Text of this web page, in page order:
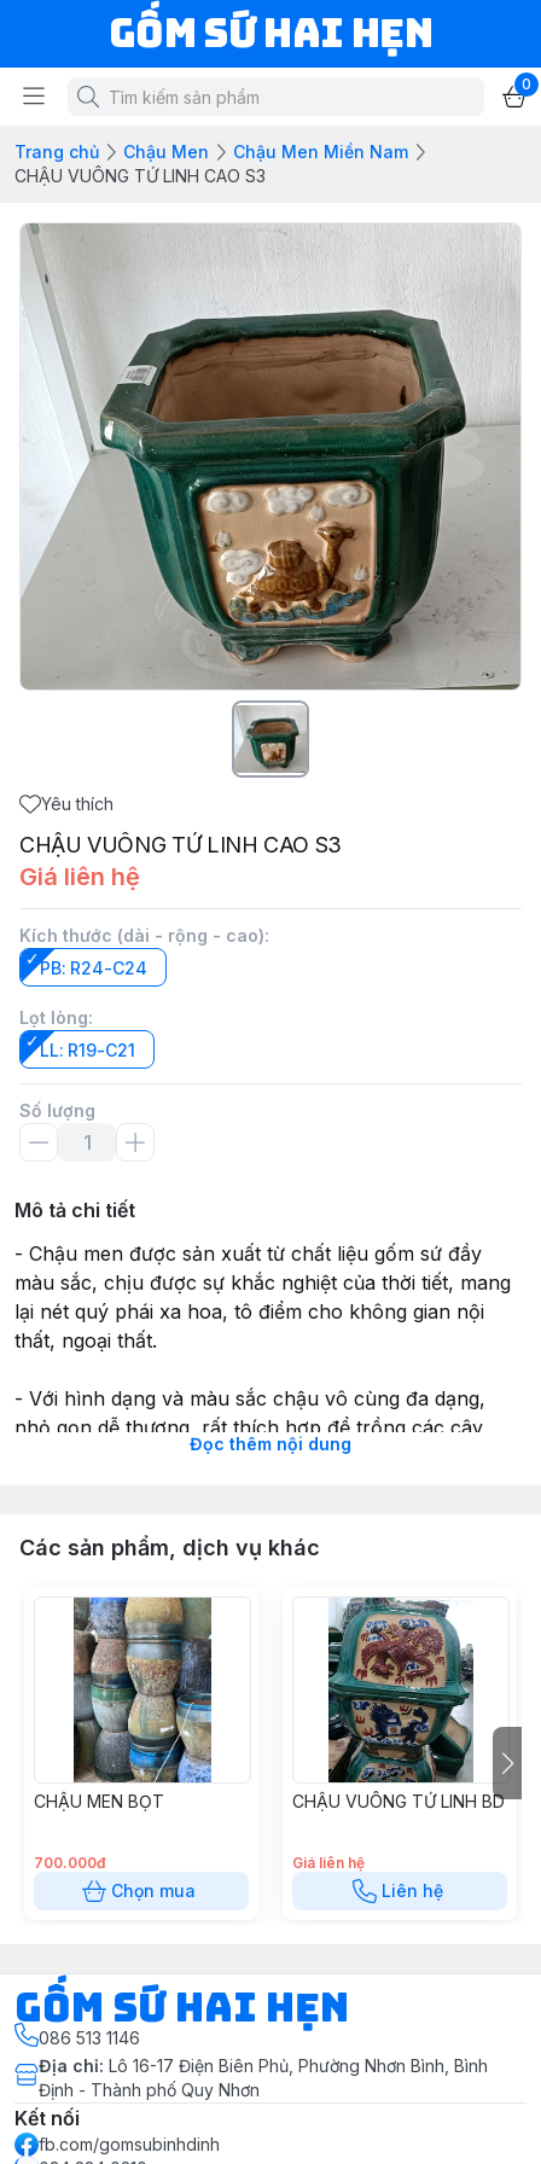
Gốm Sứ Hai Hẹn
0
Trang chủ Chậu Men
Chậu Men Miền Nam
CHẬU VUÔNG TỨ LINH CAO S3
Yêu thích
CHẬU VUÔNG TỨ LINH CAO S3
Giá liên hệ
Kích thước (dài - rộng - cao):
PB: R24-C24
Lọt lòng:
LL: R19-C21
Số lượng
Mô tả chi tiết
- Chậu men được sản xuất từ chất liệu gốm sứ đầy
màu sắc, chịu được sự khắc nghiệt của thời tiết, mang
lại nét quý phái xa hoa, tô điểm cho không gian nội
thất, ngoại thất.
- Với hình dạng và màu sắc chậu vô cùng đa dạng,
nhỏ gọn dễ thương, rất thích hợp để trồng các cây
cảnh văn phòng, cây bonsai, cây để bàn, cây mini, cây
#chaumen #chaubonsai #chautrongcay
Đọc thêm nội dung
Các sản phẩm, dịch vụ khác
CHẬU MEN BỌT
700.000đ
Chọn mua
CHẬU VUÔNG TỨ LINH BD
Giá liên hệ
Liên hệ
Gốm Sứ Hai Hẹn
086 513 1146
Địa chỉ: Lô 16-17 Điện Biên Phủ, Phường Nhơn Bình, Bình
Định - Thành phố Quy Nhơn
Kết nối
fb.com/gomsubinhdinh